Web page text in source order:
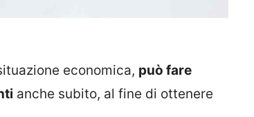
economica, può fare
anche subito, al fine di ottenere